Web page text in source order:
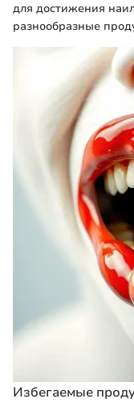
для достижения
разнообразные
Избегаемые